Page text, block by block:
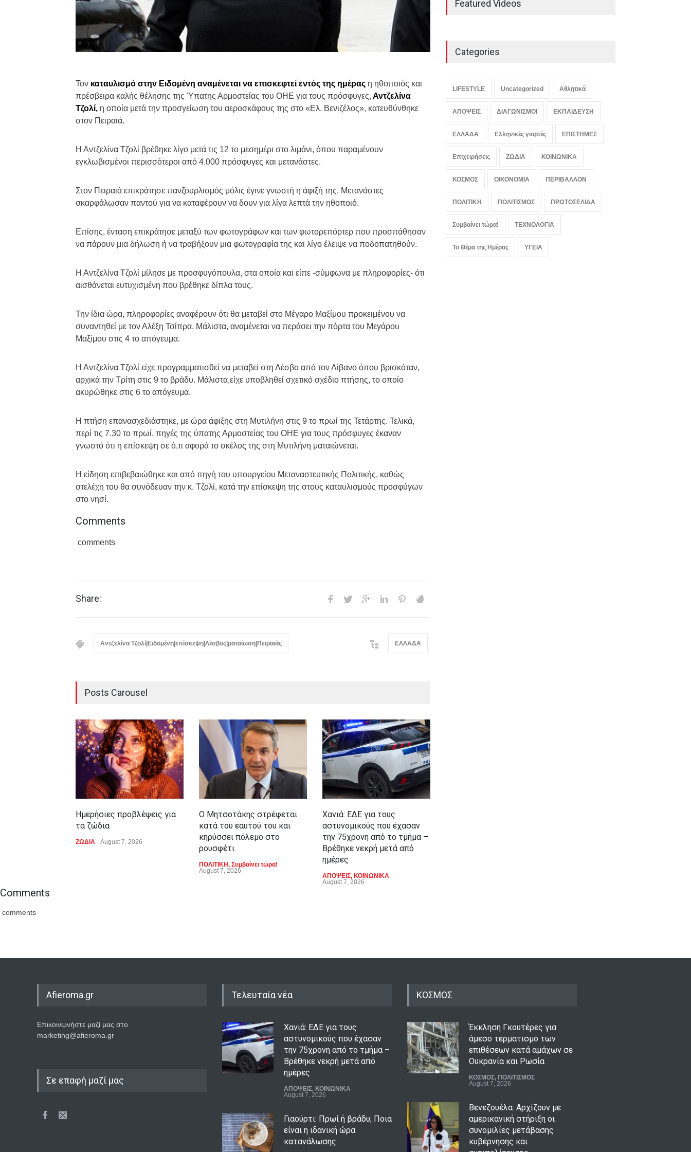
Τον καταυλισμό στην Ειδομένη αναμένεται να επισκεφτεί εντός της ημέρας η ηθοποιός και
πρέσβειρα καλής θέλησης της Ύπατης Αρμοστείας του ΟΗΕ για τους πρόσφυγες, Αντζελίνα
Τζολί, η οποία μετά την προσγείωση του αεροσκάφους της στο «Ελ. Βενιζέλος», κατευθύνθηκε
στον Πειραιά.
Η Αντζελίνα Τζολί βρέθηκε λίγο μετά τις 12 το μεσημέρι στο λιμάνι, όπου παραμένουν
εγκλωβισμένοι περισσότεροι από 4.000 πρόσφυγες και μετανάστες.
Στον Πειραιά επικράτησε πανζουρλισμός μόλις έγινε γνωστή η άφιξή της. Μετανάστες
σκαρφάλωσαν παντού για να καταφέρουν να δουν για λίγα λεπτά την ηθοποιό.
Επίσης, ένταση επικράτησε μεταξύ των φωτογράφων και των φωτορεπόρτερ που προσπάθησαν
να πάρουν μια δήλωση ή να τραβήξουν μια φωτογραφία της και λίγο έλειψε να ποδοπατηθούν.
Η Αντζελίνα Τζολί μίλησε με προσφυγόπουλα, στα οποία και είπε -σύμφωνα με πληροφορίες- ότι
αισθάνεται ευτυχισμένη που βρέθηκε δίπλα τους.
Την ίδια ώρα, πληροφορίες αναφέρουν ότι θα μεταβεί στο Μέγαρο Μαξίμου προκειμένου να
συναντηθεί με τον Αλέξη Τσίπρα. Μάλιστα, αναμένεται να περάσει την πόρτα του Μεγάρου
Μαξίμου στις 4 το απόγευμα.
Η Αντζελίνα Τζολί είχε προγραμματισθεί να μεταβεί στη Λέσβο από τον Λίβανο όπου βρισκόταν,
αρχικά την Τρίτη στις 9 το βράδυ. Μάλιστα,είχε υποβληθεί σχετικό σχέδιο πτήσης, το οποίο
ακυρώθηκε στις 6 το απόγευμα.
Η πτήση επανασχεδιάστηκε, με ώρα άφιξης στη Μυτιλήνη στις 9 το πρωί της Τετάρτης. Τελικά,
περί τις 7.30 το πρωί, πηγές της ύπατης Αρμοστείας του ΟΗΕ για τους πρόσφυγες έκαναν
γνωστό ότι η επίσκεψη σε ό,τι αφορά το σκέλος της στη Μυτιλήνη ματαιώνεται.
Η είδηση επιβεβαιώθηκε και από πηγή του υπουργείου Μεταναστευτικής Πολιτικής, καθώς
στελέχη του θα συνόδευαν την κ. Τζολί, κατά την επίσκεψη της στους καταυλισμούς προσφύγων
στο νησί.
Comments
comments
Share:
Αντζελίνα Τζολί|Ειδομένη|επίσκεψη|Λέσβος|ματαίωση|Πειραιάς ΕΛΛΑΔΑ
Posts Carousel
Ημερήσιες προβλέψεις για
τα ζώδια
ΖΩΔΙΑ August 7, 2026
Ο Μητσοτάκης στρέφεται
κατά του εαυτού του και
κηρύσσει πόλεμο στο
ρουσφέτι
ΠΟΛΙΤΙΚΗ, Συμβαίνει τώρα!
August 7, 2026
Χανιά: ΕΔΕ για τους
αστυνομικούς που έχασαν
την 75χρονη από το τμήμα –
Βρέθηκε νεκρή μετά από
ημέρες
ΑΠΟΨΕΙΣ, ΚΟΙΝΩΝΙΚΑ
August 7, 2026
κατανάλωσης
August 7, 2026
Featured Videos
Categories
LIFESTYLE Uncategorized Αθλητικά
ΑΠΟΨΕΙΣ ΔΙΑΓΩΝΙΣΜΟΙ ΕΚΠΑΙΔΕΥΣΗ
ΕΛΛΑΔΑ Ελληνικές γιορτές ΕΠΙΣΤΗΜΕΣ
Επιχειρήσεις ΖΩΔΙΑ ΚΟΙΝΩΝΙΚΑ
ΚΟΣΜΟΣ ΟΙΚΟΝΟΜΙΑ ΠΕΡΙΒΑΛΛΟΝ
ΠΟΛΙΤΙΚΗ ΠΟΛΙΤΙΣΜΟΣ ΠΡΩΤΟΣΕΛΙΔΑ
Συμβαίνει τώρα! ΤΕΧΝΟΛΟΓΙΑ
Το Θέμα της Ημέρας ΥΓΕΙΑ
Comments
comments
Afieroma.gr
Επικοινωνήστε μαζί μας στο
marketing@afieroma.gr
Σε επαφή μαζί μας
Τελευταία νέα
την 75χρονη από το τμήμα –
ΑΠΟΨΕΙΣ
Γιαούρτι: Πρωί ή βράδυ; Ποια
είναι η ιδανική ώρα
κατανάλωσης
LIFESTYLE August 7, 2026
Μελιτζάνες παπουτσάκια: Η
LIFESTYLE ΠΟΛΙΤΙΣΜΟΣ
August 7, 2026
ΚΟΣΜΟΣ
άμεσο τερματισμό των
Βενεζουέλα: Αρχίζουν με
αμερικανική στήριξη οι
συνομιλίες μετάβασης
κυβέρνησης και
αντιπολίτευσης
Επιχειρήσεις
Viral βίντεο: Γάλλος
μουσικός νανουρίζει αγέλη
λιονταριών με το November